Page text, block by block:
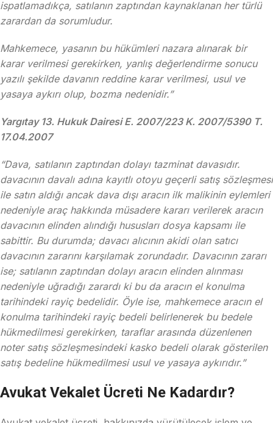
ispatlamadıkça, satılanın zaptından kaynaklanan her türlü
zarardan da sorumludur.
Mahkemece, yasanın bu hükümleri nazara alınarak bir
karar verilmesi gerekirken, yanlış değerlendirme sonucu
yazılı şekilde davanın reddine karar verilmesi, usul ve
yasaya aykırı olup, bozma nedenidir.”
Yargıtay 13. Hukuk Dairesi E. 2007/223 K. 2007/5390 T.
17.04.2007
“Dava, satılanın zaptından dolayı tazminat davasıdır.
davacının davalı adına kayıtlı otoyu geçerli satış sözleşmesi
ile satın aldığı ancak dava dışı ara­cın ilk malikinin eylemleri
nedeniyle araç hakkında müsadere kararı verilerek aracın
davacının elinden alındığı hususları dosya kapsamı ile
sabittir. Bu du­rumda; davacı alıcının akidi olan satıcı
davacının zararını karşılamak zorunda­dır. Davacının zararı
ise; satılanın zaptından dolayı aracın elinden alınması
nedeniyle uğradığı zarardı ki bu da aracın el konulma
tarihindeki rayiç bedeli­dir. Öyle ise, mahkemece aracın el
konulma tarihindeki rayiç bedeli belirlene­rek bu bedele
hükmedilmesi gerekirken, taraflar arasında düzenlenen
noter satış sözleşmesindeki kasko bedeli olarak gösterilen
satış bedeline hükmedilmesi usul ve yasaya aykırıdır.”
Avukat Vekalet Ücreti Ne Kadardır?